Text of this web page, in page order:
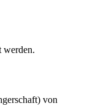
werden.
von